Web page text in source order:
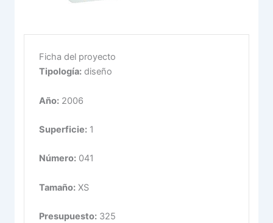
Ficha del proyecto
Tipología:diseño
Año:2006
Superficie:1
Número:041
Tamaño:XS
Presupuesto:325